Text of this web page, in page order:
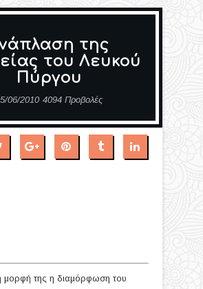
της
του Λευκού
Πύργου
06/2010 4094 Προβολές
μορφή της η διαμόρφωση του